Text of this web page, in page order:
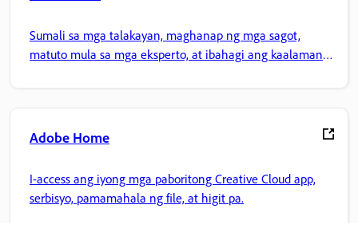
Sumali sa mga talakayan, maghanap ng mga sagot,
matuto mula sa mga eksperto, at ibahagi ang kaalaman
Adobe Home
I-access ang iyong mga paboritong Creative Cloud app,
serbisyo, pamamahala ng file, at higit pa.